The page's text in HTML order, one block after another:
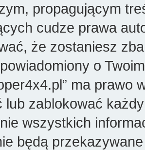
propagującym
cudze prawa
że zostaniesz
o
ma prawo
lub zablokować
wszystkich
będą